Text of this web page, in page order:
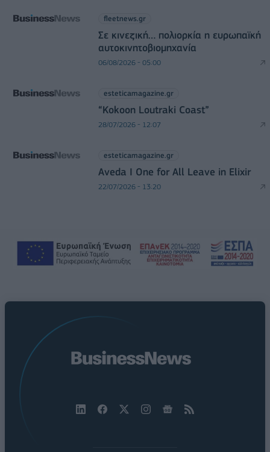
fleetnews.gr
Σε κινεζική… πολιορκία η ευρωπαϊκή
αυτοκινητοβιομηχανία
06/08/2026 - 05:00
esteticamagazine.gr
“Kokoon Loutraki Coast”
28/07/2026 - 12:07
esteticamagazine.gr
Aveda I One for All Leave in Elixir
22/07/2026 - 13:20